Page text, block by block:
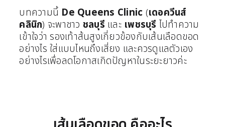
บทความนี้ De Queens Clinic (เดอควีนส์
คลินิก) จะพาชาว ชลบุรี และ เพชรบุรี ไปทำความ
เข้าใจว่า รองเท้าส้นสูงเกี่ยวข้องกับเส้นเลือดขอด
อย่างไร ใส่แบบไหนถึงเสี่ยง และควรดูแลตัวเอง
อย่างไรเพื่อลดโอกาสเกิดปัญหาในระยะยาวค่ะ